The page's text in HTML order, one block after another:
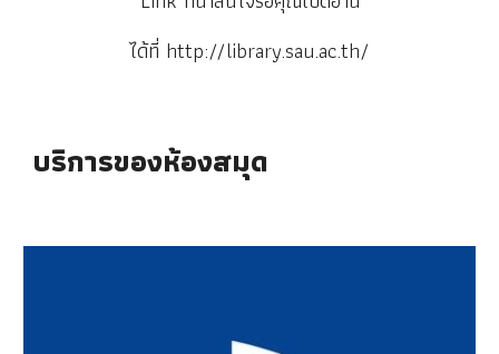
ได้ที่ http://library.sau.ac.th/
บริการของห้องสมุด